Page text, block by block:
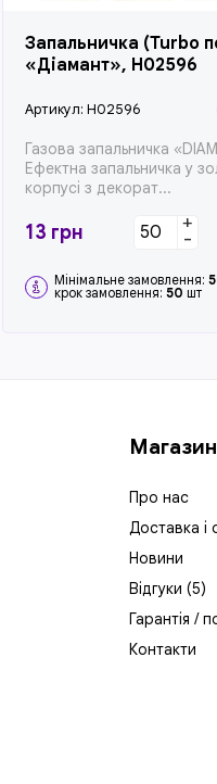
Запальничка (Turbo
«Діамант», H02596
Артикул: H02596
Газова запальничка
Ефектна запальничка у
корпусі з декорат...
13 грн +
-
Мінімальне замовлення:
крок замовлення: 50 шт
Магазин
Про нас
Доставка і
Новини
Відгуки (5)
Гарантія /
Контакти